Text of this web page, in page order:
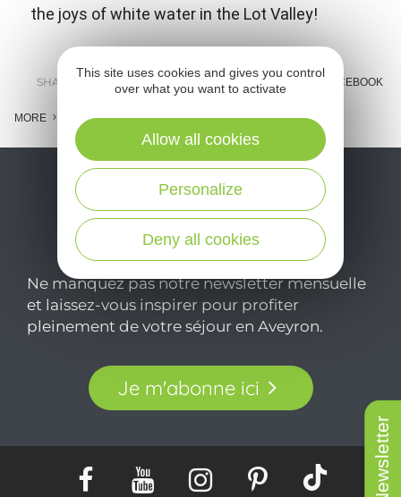
Newsletter
the joys of white water in the Lot Valley!
SHARE : E-MAIL MESSENGER FACEBOOK
MORE
Ne manquez pas notre newsletter mensuelle
et laissez-vous inspirer pour profiter
pleinement de votre séjour en Aveyron.
Je m'abonne ici
This site uses cookies and gives you control
over what you want to activate
Deny all cookies
Personalize
Allow all cookies